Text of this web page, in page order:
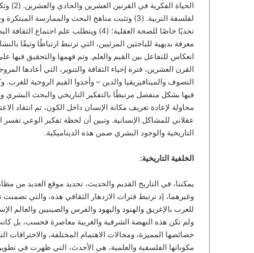
الحياة
لفلسفة التربية. (3) وتثبت مناهج البحث والممارسة
تحديًا خاصًا للصحة العقلية؛ (4) ويتطلب
معرفة بديهية للباحثين المرئيين، التي ترتبط ارتباطًا وثيقًا
انعكاس للتفاعل بين القيم والعلم. وتم فهمها والتحقيق
القرن العشرين، فترة إحياء الثقافة والتنوير، التي أعادها
التصوف والميتافيزيقيا والدين – وأخذوا القيم الروحية
فيها بشكل منفصل مرتبطًا بالتفكير التاريخي والبحث
محاولة لإعادة تعريف مكانة الإنسان داخل الكون، تم انتقاد
عقلاني للمشاكل الإنسانية. وتبين أن لحظة تفكير الوعي تفسر
التاريخية والوجود البشري ضمن هذه الديناميكية.
الخلفية التاريخية:
يمكننا، في التاريخ القديم والحديث، تحديد موقع العديد من
وغيرهما، إذ ترتبط فترات الازدهار الثقافي هذه، والتي تضمنت
للعرب بالإغريق والهنود واليهود والفرس والصينيين والعالم
ولم تكن هذه النهضة الشرقية والغربية معاصرة فحسب، بل
خصائصها المميزة، ومجالات الاهتمام المختلفة، والاختراقات
مكوناتها الفلسفية والعلمية، هي الأحدث، التي ظهرت في